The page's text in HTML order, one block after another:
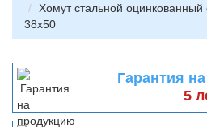
Хомут стальной
38х50
Гарантия
5